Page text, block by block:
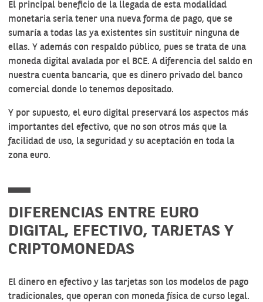
El principal beneficio de la llegada de esta modalidad
monetaria seria tener una nueva forma de pago, que se
sumaría a todas las ya existentes sin sustituir ninguna de
ellas. Y además con respaldo público, pues se trata de una
moneda digital avalada por el BCE. A diferencia del saldo en
nuestra cuenta bancaria, que es dinero privado del banco
comercial donde lo tenemos depositado.
Y por supuesto, el euro digital preservará los aspectos más
importantes del efectivo, que no son otros más que la
facilidad de uso, la seguridad y su aceptación en toda la
zona euro.
DIFERENCIAS ENTRE EURO
DIGITAL, EFECTIVO, TARJETAS Y
CRIPTOMONEDAS
El dinero en efectivo y las tarjetas son los modelos de pago
tradicionales, que operan con moneda física de curso legal.